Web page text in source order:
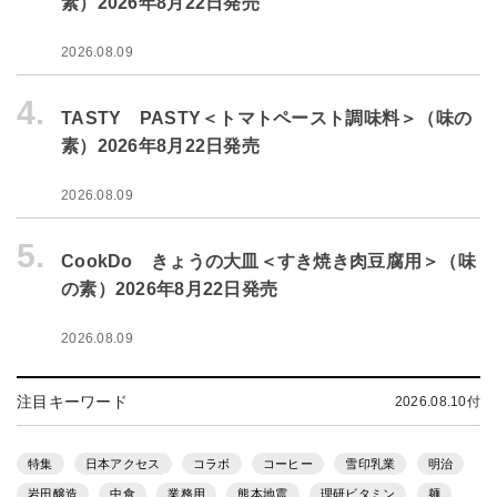
2026.08.09
4.
TASTY PASTY＜トマトペースト調味料＞（味の
素）2026年8月22日発売
2026.08.09
5.
CookDo きょうの大皿＜すき焼き肉豆腐用＞（味
の素）2026年8月22日発売
2026.08.09
注目キーワード 2026.08.10付
特集 日本アクセス コラボ コーヒー 雪印乳業 明治
岩田醸造 中食 業務用 熊本地震 理研ビタミン 麺